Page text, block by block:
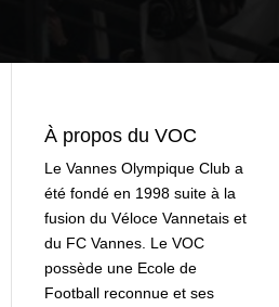
À propos du VOC
Le Vannes Olympique Club a
été fondé en 1998 suite à la
fusion du Véloce Vannetais et
du FC Vannes. Le VOC
possède une Ecole de
Football reconnue et ses